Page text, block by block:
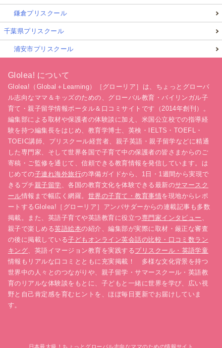
鎌倉プリスクール
千葉県プリスクール
浦安市プリスクール
Glolea! について
Glolea!（Global＋Learning）［グローリア］は、ちょっとグローバ
ル志向なママ＆キッズのための、グローバル教育・バイリンガル子
育て・親子留学情報ポータル＆口コミサイトです（2014年創刊）。
編集部による取材や保護者の体験談に加え、米国公立校での指導経
験を持つ編集長をはじめ、教育学博士、英検・IELTS・TOEFL・
TOEIC講師、プリスクール経営者、親子英語・親子留学などに精通
した専門家、そして世界各国で子育て中の保護者の皆さまからのご
寄稿・ご監修を通じて、信頼できる教育情報を発信しています。は
じめての子連れ海外旅行の準備ガイドから、1日・1週間から実現で
きるプチ親子留学、各国の教育文化を体験できる最新のサマースク
ール情報まで幅広く網羅。 世界の子育て・教育事情を現地からレポ
ートするGlolea!［グローリア］アンバサダーからの連載記事も多数
掲載。また、英語子育てや英語教育に役立つ専門家インタビュー 、
親子で楽しめる英語絵本の紹介、編集部が実際に取材・厳正な審査
の後に掲載している子どもオンライン英会話の比較・口コミ数ラン
キング、英語イマージョン教育を実践するプリスクール・英語学童
情報もリアルな口コミとともに充実掲載！ 多様な文化背景を持つ
世界中の人々とのつながりや、親子留学・サマースクール・英語教
育のリアルな体験談をもとに、子どもと一緒に世界を学び、広い視
野と自己肯定感を育むヒントを、ほぼ毎日更新でお届けしていま
す。
日本最大級！ちょっとグローバル志向なママのための情報サイト